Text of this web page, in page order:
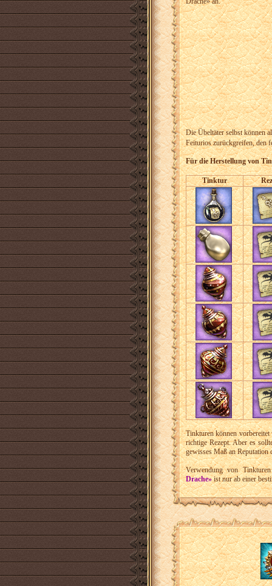
Die Übeltäter selbst können
Feiturios zurückgreifen, den
Für die Herstellung von
Tinktur
Tinkturen können
richtige Rezept. Aber es
gewisses Maß an Reputation
Verwendung von
Drache»ist nur ab einer